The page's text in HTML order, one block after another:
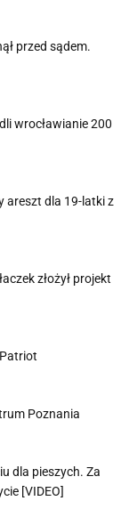
przed sądem.
wrocławianie 200
areszt dla 19-latki z
złożył projekt
Poznania
dla pieszych. Za
[VIDEO]